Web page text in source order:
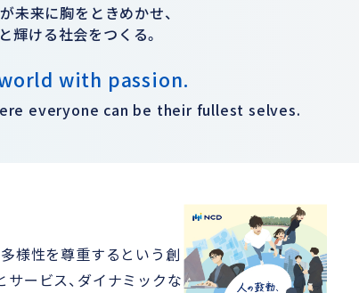
未来に胸をときめかせ、
輝ける社会をつくる。
with passion.
everyone can be their fullest selves.
様性を尊重するという創
ービス、ダイナミックな